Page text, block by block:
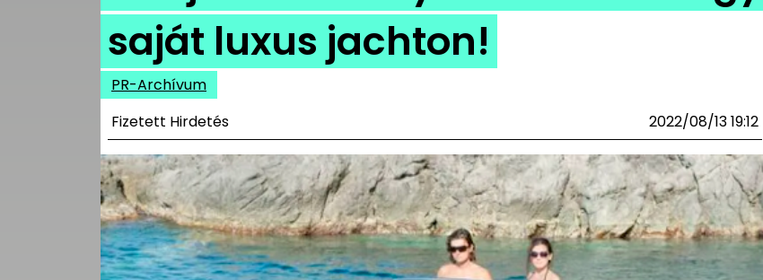
HIP
KULT
ZENE
MÉDIAAJÁNLAT
IMPRESSZUM
PR-ARCHÍVUM
ADATKEZELÉSI
TÁJÉKOZTATÓ
saját luxus jachton!
PR-Archívum
Fizetett Hirdetés
2022/08/13 19:12